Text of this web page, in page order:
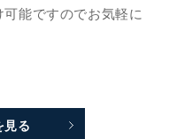
能ですのでお気軽に
見る